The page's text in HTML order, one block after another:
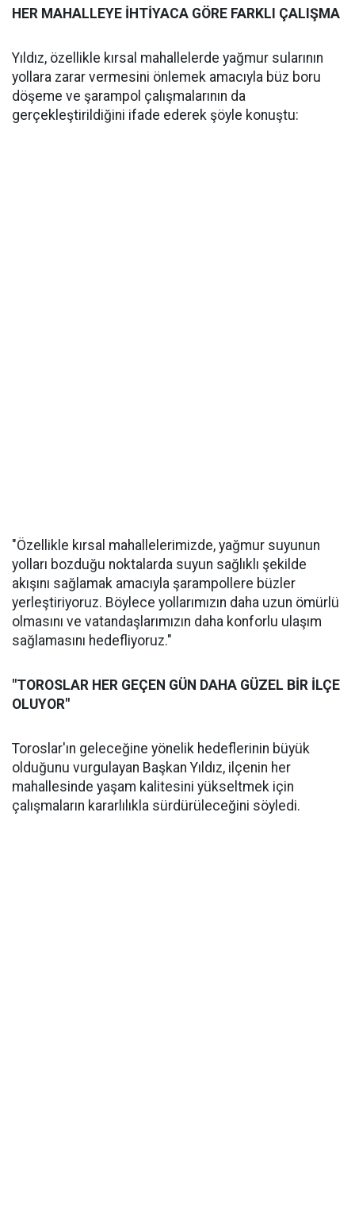
HER MAHALLEYE İHTİYACA GÖRE FARKLI ÇALIŞMA
Yıldız, özellikle kırsal mahallelerde yağmur sularının
yollara zarar vermesini önlemek amacıyla büz boru
döşeme ve şarampol çalışmalarının da
gerçekleştirildiğini ifade ederek şöyle konuştu:
"Özellikle kırsal mahallelerimizde, yağmur suyunun
yolları bozduğu noktalarda suyun sağlıklı şekilde
akışını sağlamak amacıyla şarampollere büzler
yerleştiriyoruz. Böylece yollarımızın daha uzun ömürlü
olmasını ve vatandaşlarımızın daha konforlu ulaşım
sağlamasını hedefliyoruz."
"TOROSLAR HER GEÇEN GÜN DAHA GÜZEL BİR İLÇE
OLUYOR"
Toroslar'ın geleceğine yönelik hedeflerinin büyük
olduğunu vurgulayan Başkan Yıldız, ilçenin her
mahallesinde yaşam kalitesini yükseltmek için
çalışmaların kararlılıkla sürdürüleceğini söyledi.